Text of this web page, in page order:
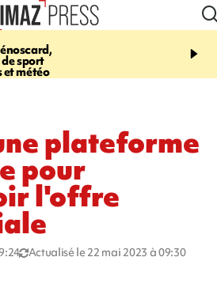
sport
et météo
08:53
Jour de
2026 - bouger,
plateforme
pour
l'offre
Actualisé le 22 mai 2023 à 09:30